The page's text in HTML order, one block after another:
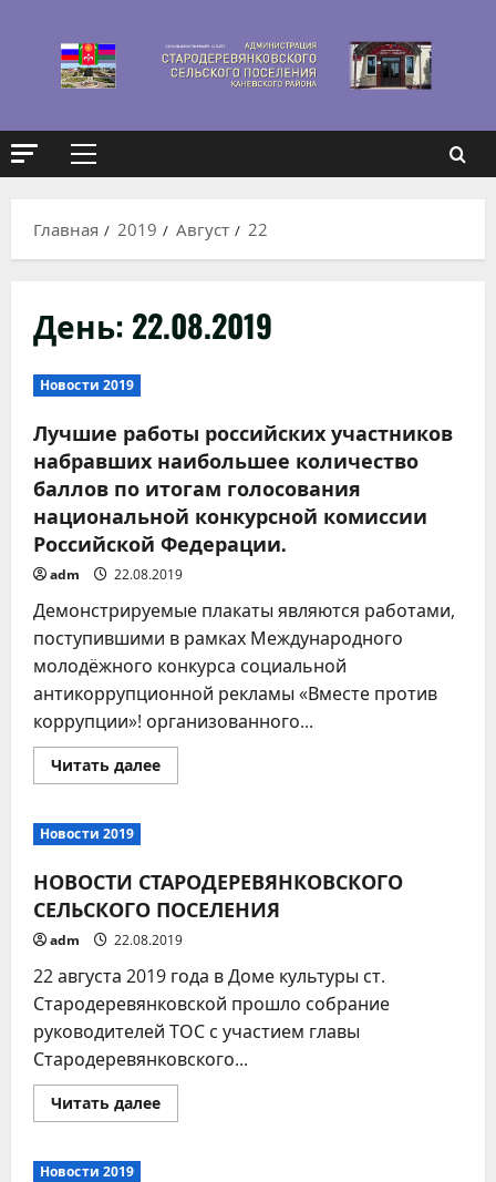
содержимому
Основное
Главная
2019 Август 22
День: 22.08.2019
Новости 2019
Лучшие работы российских участников
набравших наибольшее количество
баллов по итогам голосования
национальной конкурсной комиссии
Российской Федерации.
adm 22.08.2019
Демонстрируемые плакаты являются работами,
поступившими в рамках Международного
молодёжного конкурса социальной
антикоррупционной рекламы «Вместе против
коррупции»! организованного...
Читать далееПрочитать
больше
набравших
наибольшее
количество
баллов
по
итогам
голосования
национальной
конкурсной
комиссии
Российской
Федерации.
Новости 2019
НОВОСТИ СТАРОДЕРЕВЯНКОВСКОГО
СЕЛЬСКОГО ПОСЕЛЕНИЯ
adm 22.08.2019
22 августа 2019 года в Доме культуры ст.
Стародеревянковской прошло собрание
руководителей ТОС с участием главы
Стародеревянковского...
Читать далееПрочитать
больше
Новости 2019